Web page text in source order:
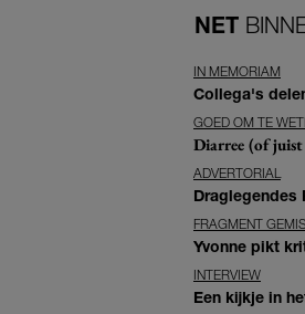
NET
IN MEMORIAM
Collega's
GOED OM TE
Diarree (of
ADVERTORIAL
Draglegendes
FRAGMENT
Yvonne pikt
INTERVIEW
Een kijkje in